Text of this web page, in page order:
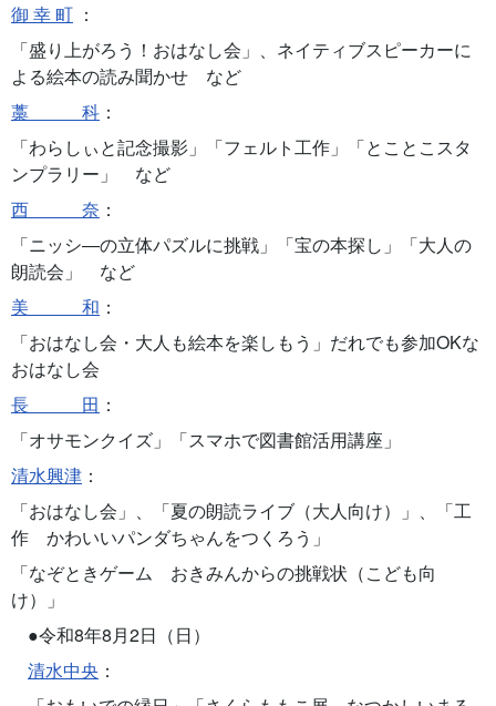
御 幸 町 ：
「盛り上がろう！おはなし会」、ネイティブスピーカーに
よる絵本の読み聞かせ など
藁 科 ：
「わらしぃと記念撮影」「フェルト工作」「とことこスタ
ンプラリー」 など
西 奈 ：
「ニッシ―の立体パズルに挑戦」「宝の本探し」「大人の
朗読会」 など
美 和 ：
「おはなし会・大人も絵本を楽しもう」だれでも参加OKな
おはなし会
長 田 ：
「オサモンクイズ」「スマホで図書館活用講座」
清水興津 ：
「おはなし会」、「夏の朗読ライブ（大人向け）」、「工
作 かわいいパンダちゃんをつくろう」
「なぞときゲーム おきみんからの挑戦状（こども向
け）」
●令和8年8月2日（日）
清水中央 ：